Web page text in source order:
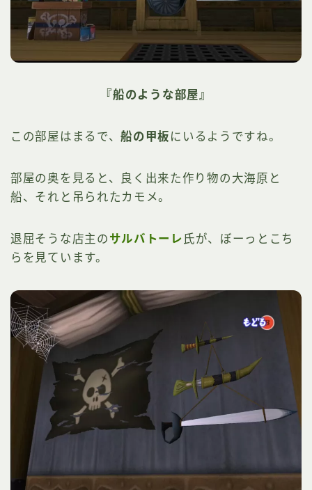
『船のような部屋』
この部屋はまるで、船の甲板 にいるようですね。
部屋の奥を見ると、良く出来た作り物の大海原と
船、それと吊られたカモメ。
退屈そうな店主の サルバトーレ 氏が、ぼーっとこち
らを見ています。